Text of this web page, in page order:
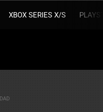
XBOX SERIES X/S